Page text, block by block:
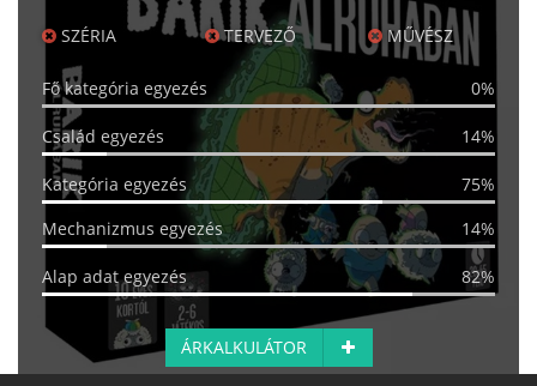
SZÉRIA TERVEZŐ MŰVÉSZ
Fő kategória egyezés 0%
Család egyezés 14%
Kategória egyezés
75%
Mechanizmus egyezés
14%
Alap adat egyezés 82%
ÁRKALKULÁTOR